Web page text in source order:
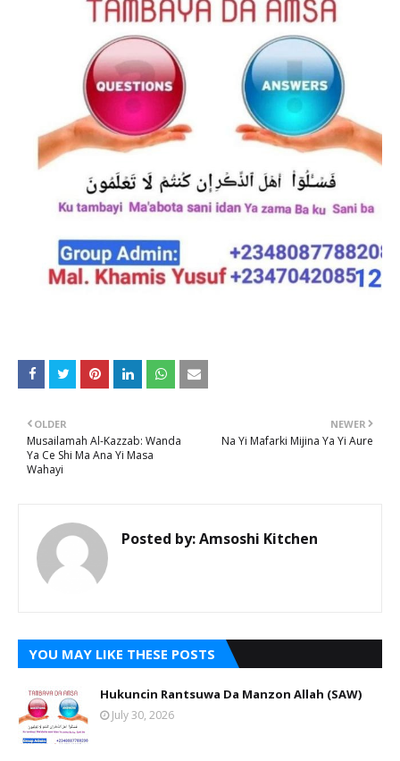
NEWER
Na Yi Mafarki Mijina Ya Yi Aure
OLDER
Musailamah Al-Kazzab: Wanda
Ya Ce Shi Ma Ana Yi Masa
Wahayi
Posted by:Amsoshi Kitchen
YOU MAY LIKE THESE POSTS
Hukuncin Rantsuwa Da Manzon Allah (SAW)
July 30, 2026